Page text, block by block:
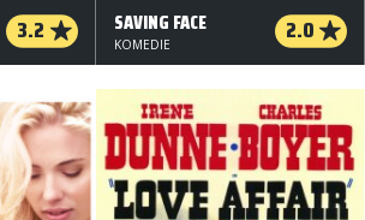
3.2 SAVING FACE 2.0
KOMEDIE